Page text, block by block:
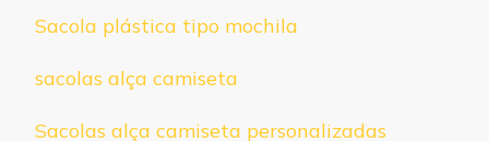
Sacola plástica tipo mochila
sacolas alça camiseta
Sacolas alça camiseta personalizadas